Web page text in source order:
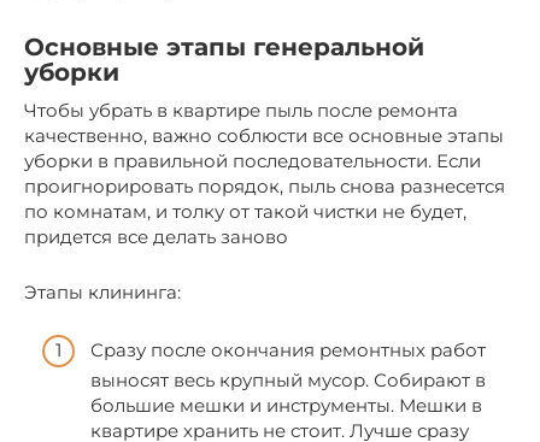
Основные этапы генеральной
уборки
Чтобы убрать в квартире пыль после ремонта
качественно, важно соблюсти все основные этапы
уборки в правильной последовательности. Если
проигнорировать порядок, пыль снова разнесется
по комнатам, и толку от такой чистки не будет,
придется все делать заново
Этапы клининга:
Сразу после окончания ремонтных работ
выносят весь крупный мусор. Собирают в
большие мешки и инструменты. Мешки в
квартире хранить не стоит. Лучше сразу